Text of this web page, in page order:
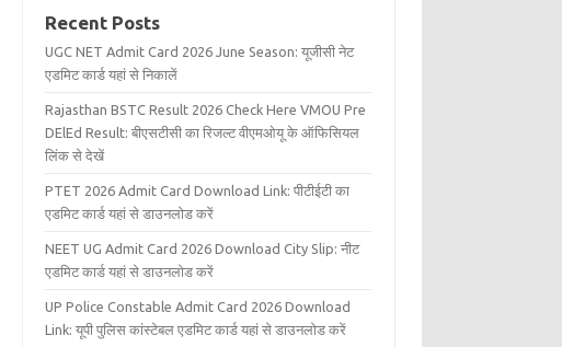
Recent Posts
UGC NET Admit Card 2026 June Season: यूजीसी नेट
एडमिट कार्ड यहां से निकालें
Rajasthan BSTC Result 2026 Check Here VMOU Pre
DElEd Result: बीएसटीसी का रिजल्ट वीएमओयू के ऑफिसियल
लिंक से देखें
PTET 2026 Admit Card Download Link: पीटीईटी का
एडमिट कार्ड यहां से डाउनलोड करें
NEET UG Admit Card 2026 Download City Slip: नीट
एडमिट कार्ड यहां से डाउनलोड करें
UP Police Constable Admit Card 2026 Download
Link: यूपी पुलिस कांस्टेबल एडमिट कार्ड यहां से डाउनलोड करें